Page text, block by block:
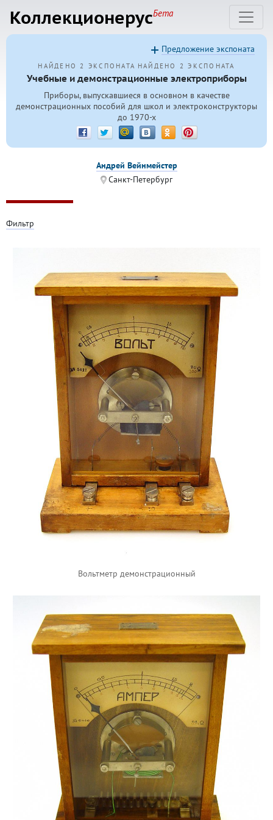
КоллекционерусБета
НАЙДЕНО 2 ЭКСПОНАТА НАЙДЕНО 2 ЭКСПОНАТА
Учебные и демонстрационные электроприборы
Приборы, выпускавшиеся в основном в качестве
демонстрационных пособий для школ и электроконструкторы
до 1970-х
Предложение экспоната
Андрей Вейнмейстер
Санкт-Петербург
Вольтметр демонстрационный
Фильтр